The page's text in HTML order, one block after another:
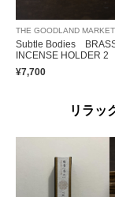
THE GOODLAND MARKET
Subtle Bodies
INCENSE HOLDER 2
¥7,700
リラッ